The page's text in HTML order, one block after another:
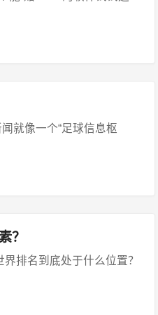
就像一个“足球信息枢
？
排名到底处于什么位置？